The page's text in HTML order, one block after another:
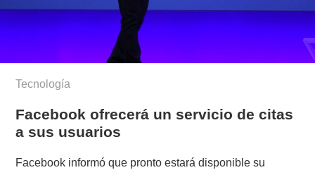
Tecnología
Facebook ofrecerá un servicio de citas
a sus usuarios
Facebook informó que pronto estará disponible su